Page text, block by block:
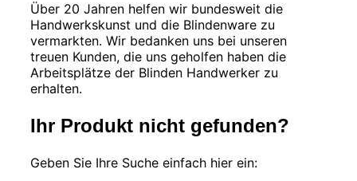
Über 20 Jahren helfen wir bundesweit die
Handwerkskunst und die Blindenware zu
vermarkten. Wir bedanken uns bei unseren
treuen Kunden, die uns geholfen haben die
Arbeitsplätze der Blinden Handwerker zu
erhalten.
Ihr Produkt nicht gefunden?
Geben Sie Ihre Suche einfach hier ein: